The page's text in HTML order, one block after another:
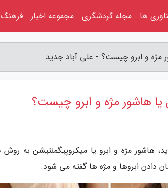
مژه و ابرو چیست؟ - علی آباد جدید
یا هاشور مژه و ابرو چیست؟
هاشور مژه و ابرو یا میکروپیگمنتیشن به
دادن ابروها و مژه ها گفته می شود.
ها مجله گردشگری مجموعه اخبار